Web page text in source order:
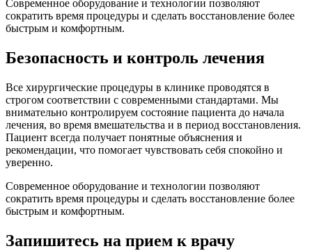
Современное оборудование и технологии позволяют
сократить время процедуры и сделать восстановление более
быстрым и комфортным.
Безопасность и контроль лечения
Все хирургические процедуры в клинике проводятся в
строгом соответствии с современными стандартами. Мы
внимательно контролируем состояние пациента до начала
лечения, во время вмешательства и в период восстановления.
Пациент всегда получает понятные объяснения и
рекомендации, что помогает чувствовать себя спокойно и
уверенно.
Современное оборудование и технологии позволяют
сократить время процедуры и сделать восстановление более
быстрым и комфортным.
Запишитесь на прием к врачу